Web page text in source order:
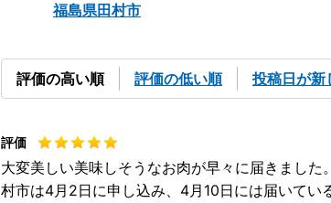
福島県田村市
評価の高い順 評価の低い順 投稿日が新
大変美しい美味しそうなお肉が早々に届きまし
村市は4月2日に申し込み、4月10日には届いてい